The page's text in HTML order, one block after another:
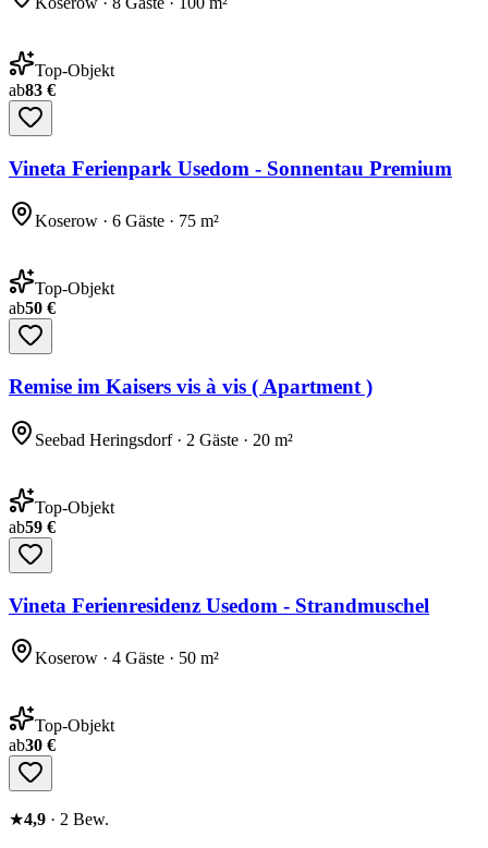
Top-Objekt
ab83 €
Vineta Ferienpark Usedom - Sonnentau Premium
Koserow · 6 Gäste · 75 m²
Top-Objekt
ab50 €
Remise im Kaisers vis à vis ( Apartment )
Seebad Heringsdorf · 2 Gäste · 20 m²
Top-Objekt
ab59 €
Vineta Ferienresidenz Usedom - Strandmuschel
Koserow · 4 Gäste · 50 m²
Top-Objekt
ab30 €
★4,9 · 2 Bew.